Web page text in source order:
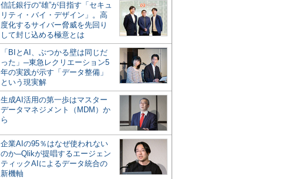
信託銀行の“雄”が目指す「セキュ
リティ・バイ・デザイン」。高
度化するサイバー脅威を先回り
して封じ込める極意とは
「BIとAI、ぶつかる壁は同じだ
った」─東急レクリエーション5
年の実践が示す「データ整備」
という現実解
生成AI活用の第一歩はマスター
データマネジメント（MDM）か
ら
企業AIの95％はなぜ使われない
のか─Qlikが提唱するエージェン
ティックAIによるデータ統合の
新機軸